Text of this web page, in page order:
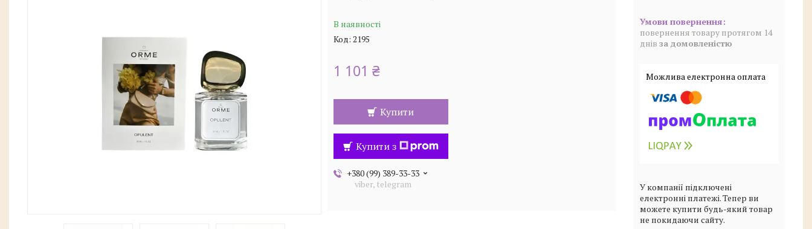
В наявності
Код: 2195
1 101 ₴
Купити
Купити з
+380 (99) 389-33-33
viber, telegram
повернення товару протягом 14
днів за домовленістю
У компанії підключені
електронні платежі. Тепер ви
можете купити будь-який товар
не покидаючи сайту.